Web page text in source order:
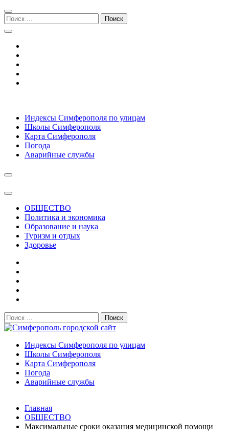
Перейти
к
навигации
Перейти
к
содержимому
Поиск:
Симферополь городской сайт
Индексы Симферополя по улицам
Школы Симферополя
Карта Симферополя
Погода
Аварийные службы
ОБЩЕСТВО
Политика и экономика
Образование и наука
Туризм и отдых
Здоровье
Поиск:
Симферополь городской сайт
Индексы Симферополя по улицам
Школы Симферополя
Карта Симферополя
Погода
Аварийные службы
После атаки БПЛА на поезд Москва–Симферополь в
Крыму эвакуировали всех пассажиро...08.06.2026
Главная
ОБЩЕСТВО
Максимальные сроки оказания медицинской помощи